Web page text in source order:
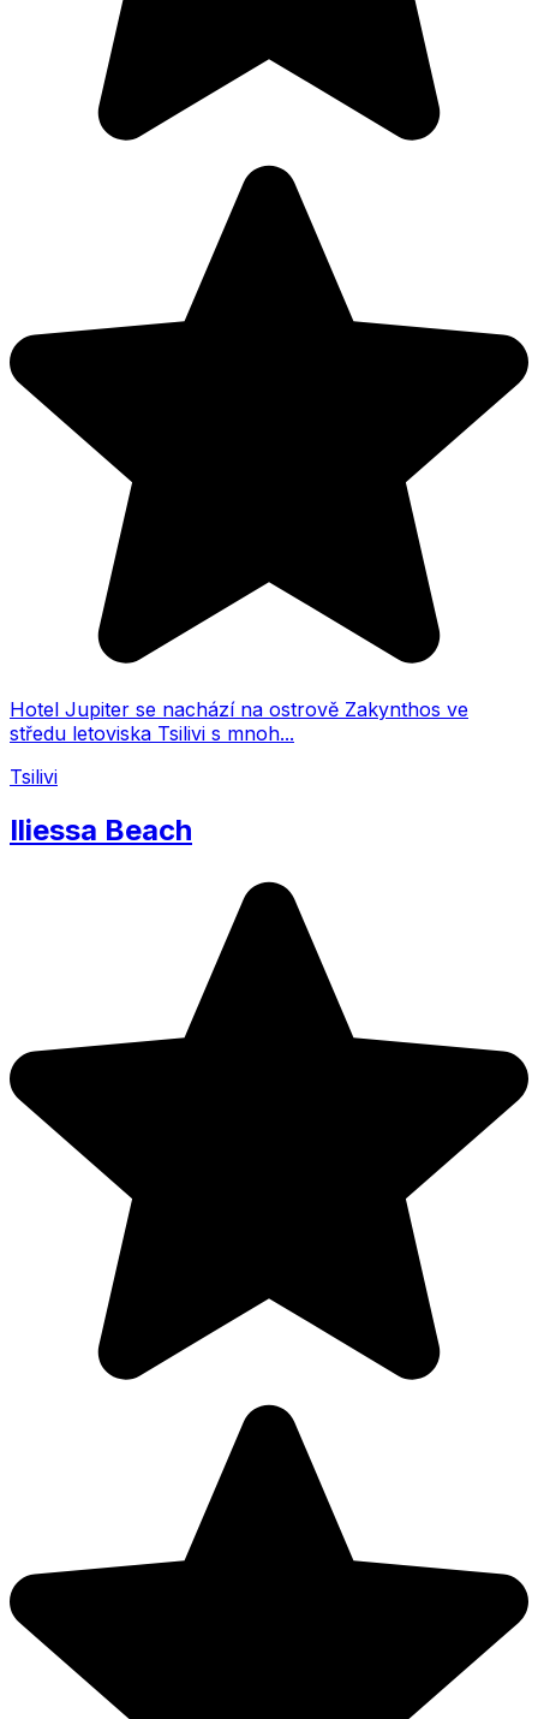
Hotel Jupiter se nachází na ostrově Zakynthos ve
středu letoviska Tsilivi s mnoh...
Tsilivi
Iliessa Beach